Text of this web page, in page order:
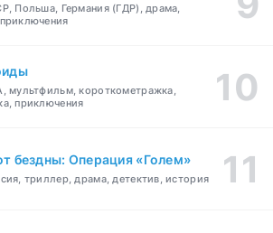
Польша, Германия (ГДР), драма,
мультфильм, короткометражка,
приключения
бездны: Операция «Голем»
триллер, драма, детектив, история